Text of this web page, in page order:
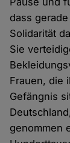
dass
Solidarität
Sie
Frauen, die
Gefängnis
genommen